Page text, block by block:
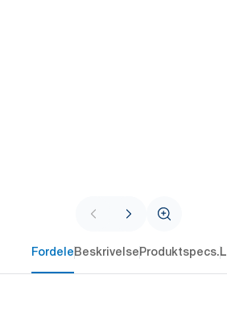
FordeleBeskrivelseProduktspecs.